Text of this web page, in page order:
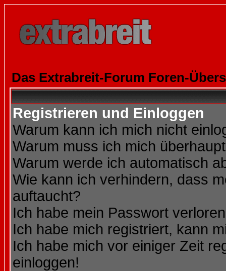
Das Extrabreit-Forum Foren-
Registrieren und Einloggen
Warum kann ich mich nicht
Warum muss ich mich
Warum werde ich automatisch
Wie kann ich verhindern, dass
auftaucht?
Ich habe mein Passwort
Ich habe mich registriert, kann
Ich habe mich vor einiger Zeit
einloggen!